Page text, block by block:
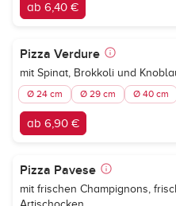
ab 6,40 €
Pizza Verdure
mit Spinat, Brokkoli und
Ø 24 cm Ø 29 cm Ø 40 cm
ab 6,90 €
Pizza Pavese
mit frischen Champignons,